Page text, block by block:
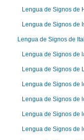
Lengua de Signos de
Lengua de Signos de
Lengua de Signos de
Lengua de Signos de
Lengua de Signos de
Lengua de Signos de
Lengua de Signos de
Lengua de Signos de
Lengua de Signos de